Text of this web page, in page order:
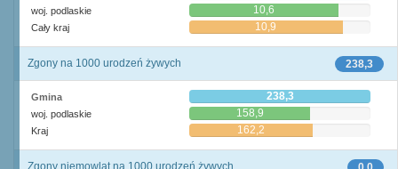
woj. podlaskie 10,6
Cały kraj 10,9
238,3
Zgony na 1000 urodzeń żywych
Gmina 238,3
woj. podlaskie 158,9
Kraj 162,2
Zgony niemowląt na 1000 urodzeń żywych